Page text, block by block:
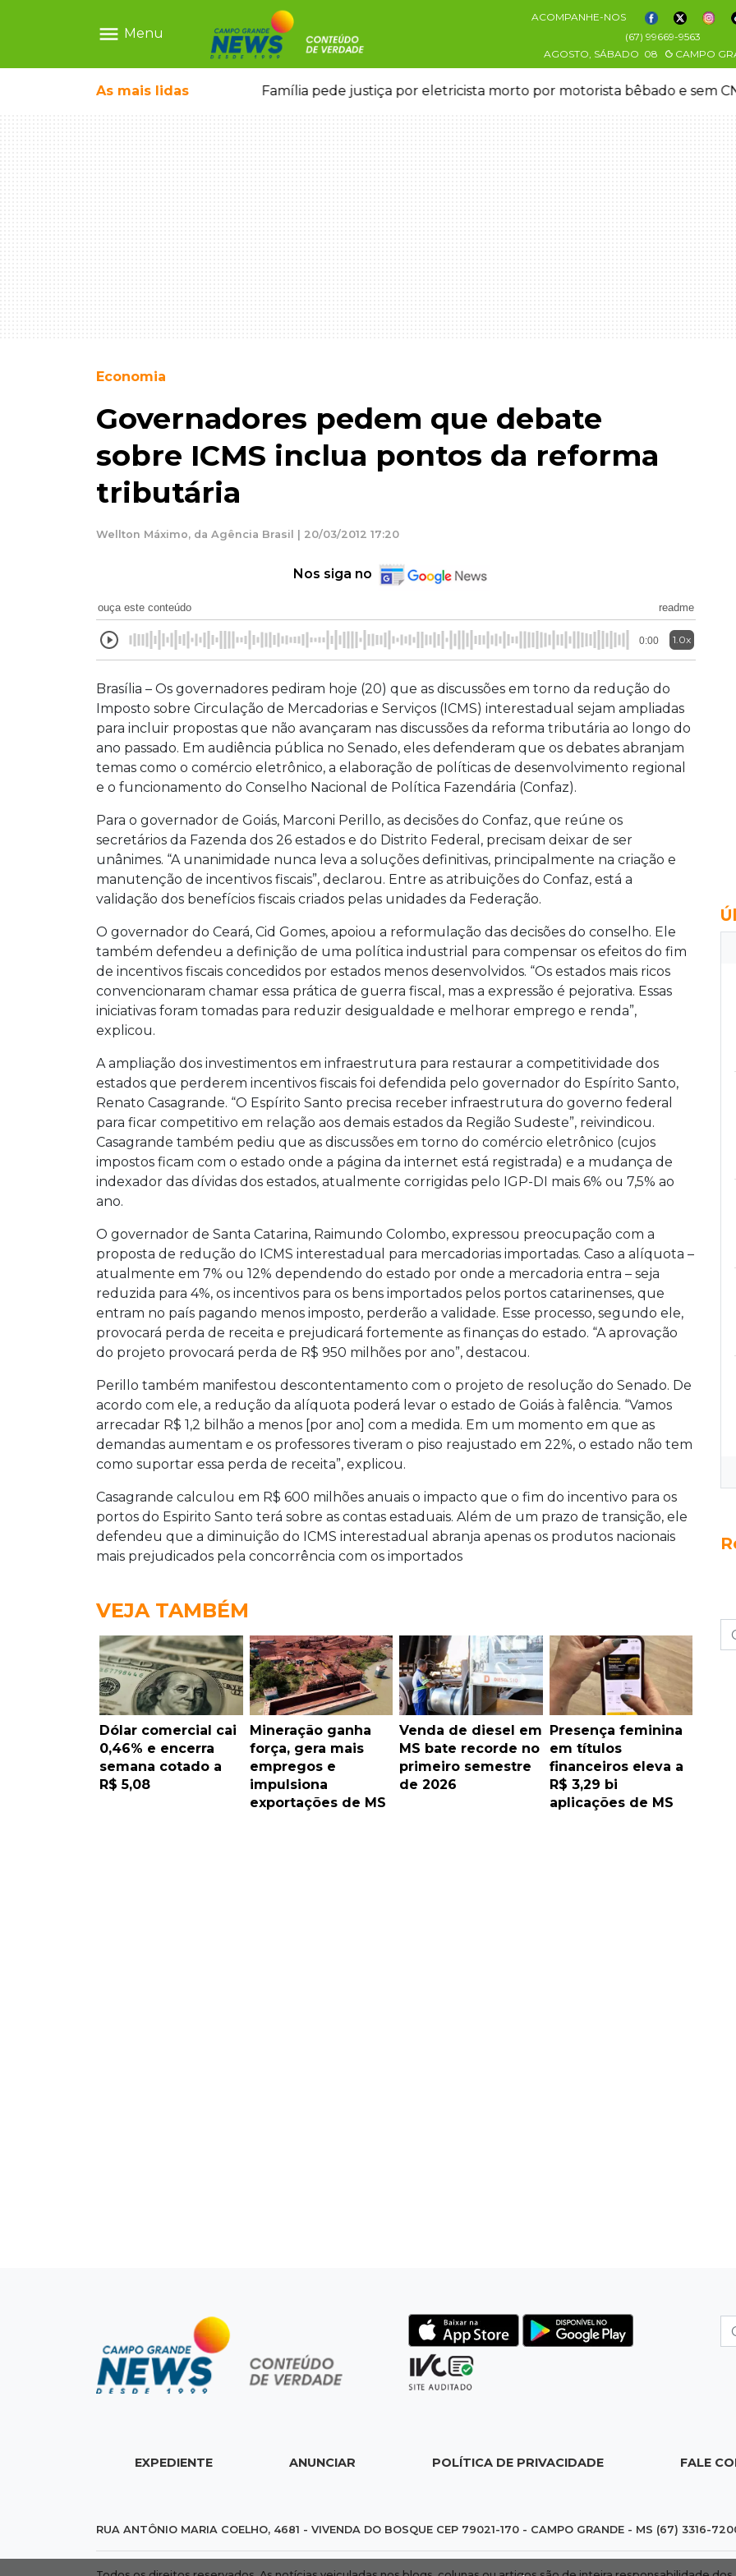
menu Menu
ACOMPANHE-NOS
(67) 99669-9563
AGOSTO, SÁBADO 08 CAMPO
As mais lidas
e morre a caminho do hospital Família pede justiça por eletricista morto por motorista bêbado e sem
Economia
Governadores pedem que debate
sobre ICMS inclua pontos da reforma
tributária
Wellton Máximo, da Agência Brasil | 20/03/2012 17:20
Nos siga no
ouça este conteúdo readme
0:00 1.0x
Brasília – Os governadores pediram hoje (20) que as discussões em torno da redução do
Imposto sobre Circulação de Mercadorias e Serviços (ICMS) interestadual sejam ampliadas
para incluir propostas que não avançaram nas discussões da reforma tributária ao longo do
ano passado. Em audiência pública no Senado, eles defenderam que os debates abranjam
temas como o comércio eletrônico, a elaboração de políticas de desenvolvimento regional
e o funcionamento do Conselho Nacional de Política Fazendária (Confaz).
Para o governador de Goiás, Marconi Perillo, as decisões do Confaz, que reúne os
secretários da Fazenda dos 26 estados e do Distrito Federal, precisam deixar de ser
unânimes. “A unanimidade nunca leva a soluções definitivas, principalmente na criação e
manutenção de incentivos fiscais”, declarou. Entre as atribuições do Confaz, está a
validação dos benefícios fiscais criados pelas unidades da Federação.
O governador do Ceará, Cid Gomes, apoiou a reformulação das decisões do conselho. Ele
também defendeu a definição de uma política industrial para compensar os efeitos do fim
de incentivos fiscais concedidos por estados menos desenvolvidos. “Os estados mais ricos
convencionaram chamar essa prática de guerra fiscal, mas a expressão é pejorativa. Essas
iniciativas foram tomadas para reduzir desigualdade e melhorar emprego e renda”,
explicou.
A ampliação dos investimentos em infraestrutura para restaurar a competitividade dos
estados que perderem incentivos fiscais foi defendida pelo governador do Espírito Santo,
Renato Casagrande. “O Espírito Santo precisa receber infraestrutura do governo federal
para ficar competitivo em relação aos demais estados da Região Sudeste”, reivindicou.
Casagrande também pediu que as discussões em torno do comércio eletrônico (cujos
impostos ficam com o estado onde a página da internet está registrada) e a mudança de
indexador das dívidas dos estados, atualmente corrigidas pelo IGP-DI mais 6% ou 7,5% ao
ano.
O governador de Santa Catarina, Raimundo Colombo, expressou preocupação com a
proposta de redução do ICMS interestadual para mercadorias importadas. Caso a alíquota –
atualmente em 7% ou 12% dependendo do estado por onde a mercadoria entra – seja
reduzida para 4%, os incentivos para os bens importados pelos portos catarinenses, que
entram no país pagando menos imposto, perderão a validade. Esse processo, segundo ele,
provocará perda de receita e prejudicará fortemente as finanças do estado. “A aprovação
do projeto provocará perda de R$ 950 milhões por ano”, destacou.
Perillo também manifestou descontentamento com o projeto de resolução do Senado. De
acordo com ele, a redução da alíquota poderá levar o estado de Goiás à falência. “Vamos
arrecadar R$ 1,2 bilhão a menos [por ano] com a medida. Em um momento em que as
demandas aumentam e os professores tiveram o piso reajustado em 22%, o estado não tem
como suportar essa perda de receita”, explicou.
Casagrande calculou em R$ 600 milhões anuais o impacto que o fim do incentivo para os
portos do Espirito Santo terá sobre as contas estaduais. Além de um prazo de transição, ele
defendeu que a diminuição do ICMS interestadual abranja apenas os produtos nacionais
mais prejudicados pela concorrência com os importados
VEJA TAMBÉM
Dólar comercial cai
0,46% e encerra
semana cotado a
R$ 5,08
Mineração ganha
força, gera mais
empregos e
impulsiona
exportações de MS
Venda de diesel em
MS bate recorde no
primeiro semestre
de 2026
Presença feminina
em títulos
financeiros eleva a
R$ 3,29 bi
aplicações de MS
EXPEDIENTE ANUNCIAR POLÍTICA DE PRIVACIDADE FALE
RUA ANTÔNIO MARIA COELHO, 4681 - VIVENDA DO BOSQUE CEP 79021-170 - CAMPO GRANDE - MS (67) 3316-